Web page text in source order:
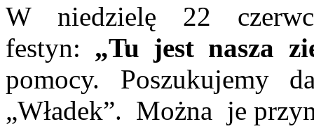
W niedzielę 22
festyn: „Tu jest nasza
pomocy. Poszukujemy
„Władek”. Można je